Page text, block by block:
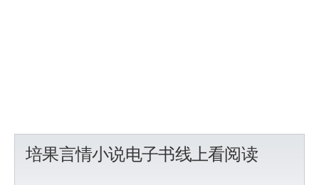
培果言情小说电子书线上看阅读